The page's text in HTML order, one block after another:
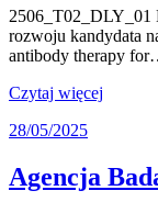
2506_T02_DLY_01
rozwoju kandydata
antibody therapy
Czytaj więcej
28/05/2025
Agencja